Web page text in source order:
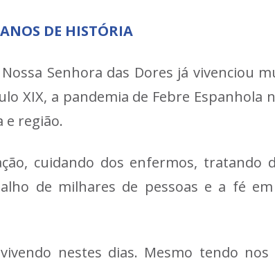
DE HISTÓRIA
Senhora das Dores já vivenciou
XIX, a pandemia de Febre
e região.
cuidando dos enfermos, tratando
de milhares de pessoas e a fé
nestes dias. Mesmo tendo